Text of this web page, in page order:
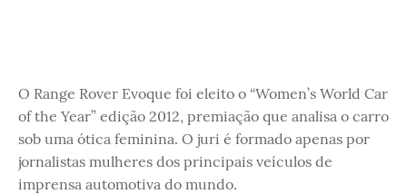
O Range Rover Evoque foi eleito o “Women’s World Car
of the Year” edição 2012, premiação que analisa o carro
sob uma ótica feminina. O juri é formado apenas por
jornalistas mulheres dos principais veículos de
imprensa automotiva do mundo.